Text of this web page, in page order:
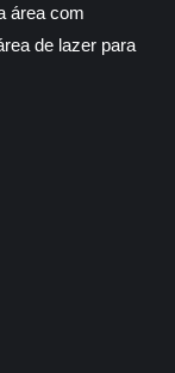
área com
de lazer para